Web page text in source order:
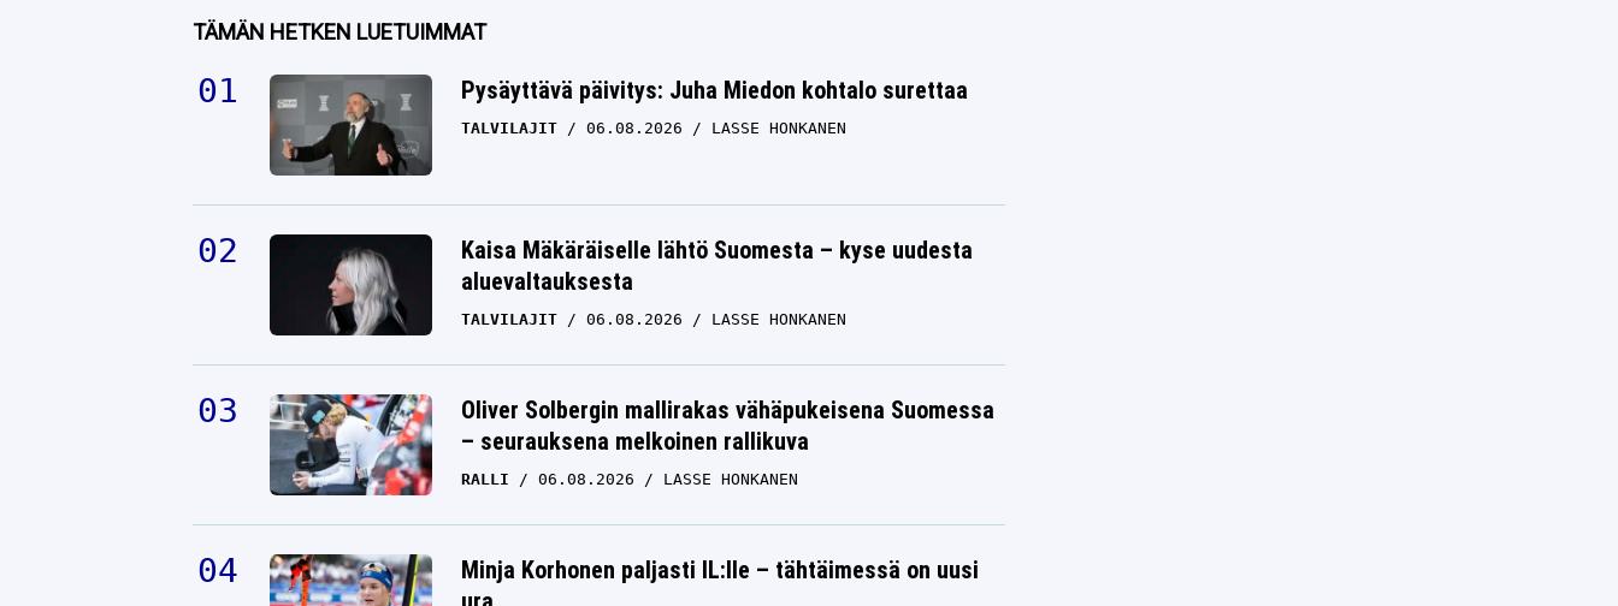
TÄMÄN HETKEN LUETUIMMAT
Pysäyttävä päivitys: Juha Miedon kohtalo surettaa
TALVILAJIT 06.08.2026 LASSE HONKANEN
Kaisa Mäkäräiselle lähtö Suomesta – kyse uudesta
aluevaltauksesta
TALVILAJIT 06.08.2026 LASSE HONKANEN
Oliver Solbergin mallirakas vähäpukeisena Suomessa
– seurauksena melkoinen rallikuva
RALLI 06.08.2026 LASSE HONKANEN
Minja Korhonen paljasti IL:lle – tähtäimessä on uusi